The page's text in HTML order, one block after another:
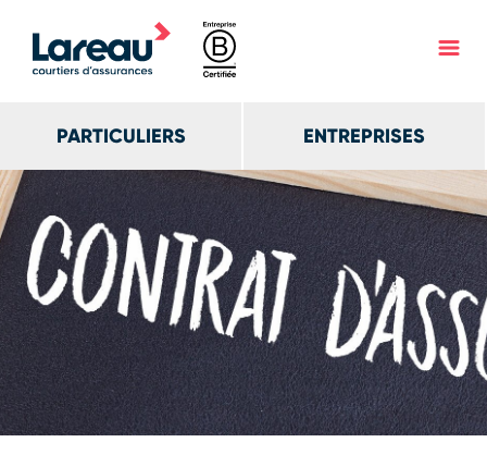
PARTICULIERS ENTREPRISES